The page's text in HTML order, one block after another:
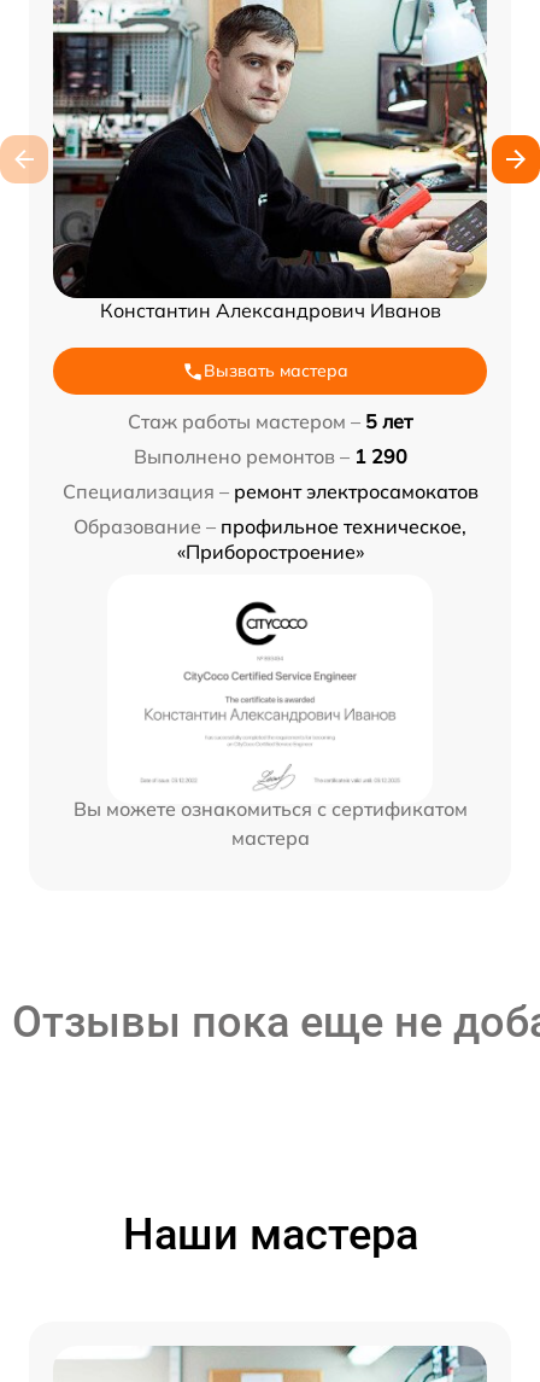
Константин Александрович Иванов
Вызвать мастера
Стаж работы мастером – 5 лет
Выполнено ремонтов – 1 290
Специализация – ремонт электросамокатов
Образование – профильное техническое,
«Приборостроение»
Вы можете ознакомиться с сертификатом
мастера
Отзывы пока еще не
Наши мастера